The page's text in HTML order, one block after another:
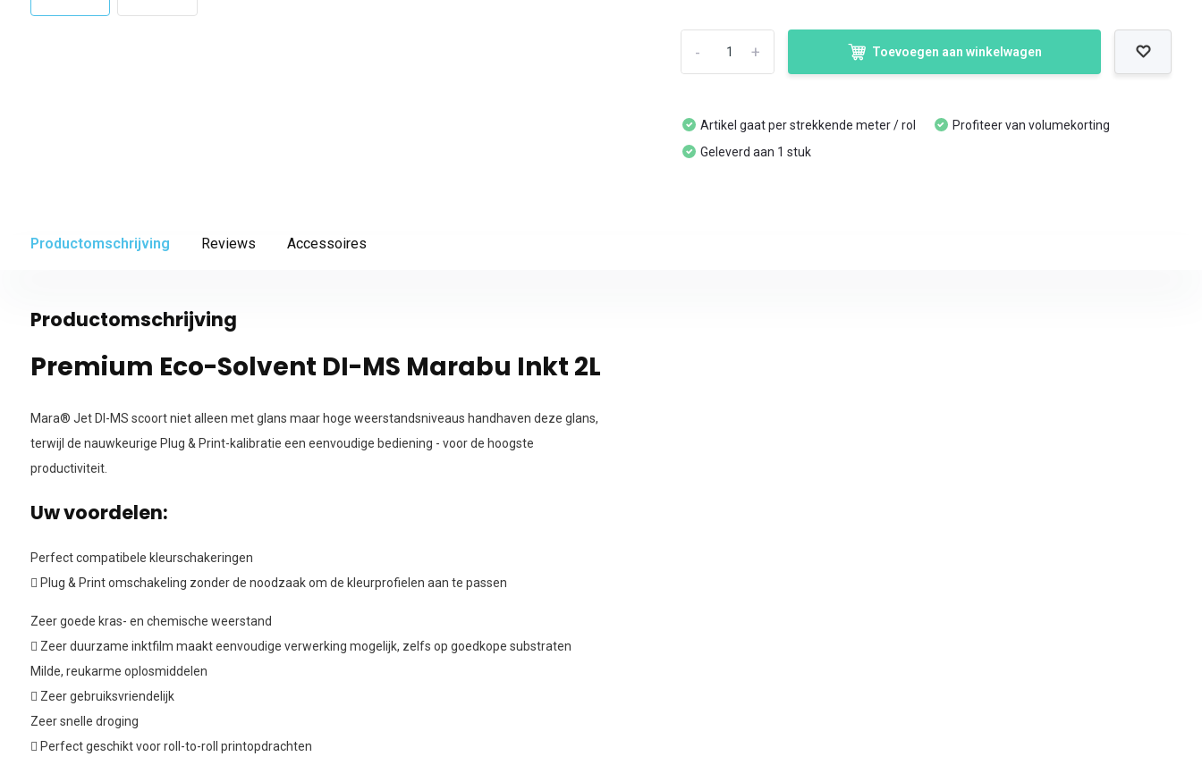
+
- Toevoegen aan winkelwagen
Artikel gaat per strekkende meter / rol
Geleverd aan 1 stuk
Profiteer van volumekorting
Productomschrijving Reviews Accessoires
Productomschrijving
Premium Eco-Solvent DI-MS Marabu Inkt 2L
Mara® Jet DI-MS scoort niet alleen met glans maar hoge weerstandsniveaus handhaven deze glans,
terwijl de nauwkeurige Plug & Print-kalibratie een eenvoudige bediening - voor de hoogste
productiviteit.
Uw voordelen:
Perfect compatibele kleurschakeringen
 Plug & Print omschakeling zonder de noodzaak om de kleurprofielen aan te passen
Zeer goede kras- en chemische weerstand
 Zeer duurzame inktfilm maakt eenvoudige verwerking mogelijk, zelfs op goedkope substraten
Milde, reukarme oplosmiddelen
 Zeer gebruiksvriendelijk
Zeer snelle droging
 Perfect geschikt voor roll-to-roll printopdrachten